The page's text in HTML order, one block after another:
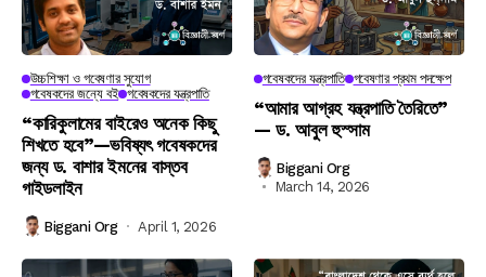
উচ্চশিক্ষা ও গবেষণার সুযোগ
গবেষকদের জন্যে বই গবেষকদের যন্ত্রপাতি
“কারিকুলামের বাইরেও অনেক কিছু
শিখতে হবে”—ভবিষ্যৎ গবেষকদের
জন্য ড. বাশার ইমনের বাস্তব
গাইডলাইন
Biggani Org April 1, 2026
গবেষকদের যন্ত্রপাতি গবেষণার প্রথম পদক্ষেপ
“আমার আগ্রহ যন্ত্রপাতি তৈরিতে”
— ড. আবুল হুস্সাম
Biggani Org
March 14, 2026